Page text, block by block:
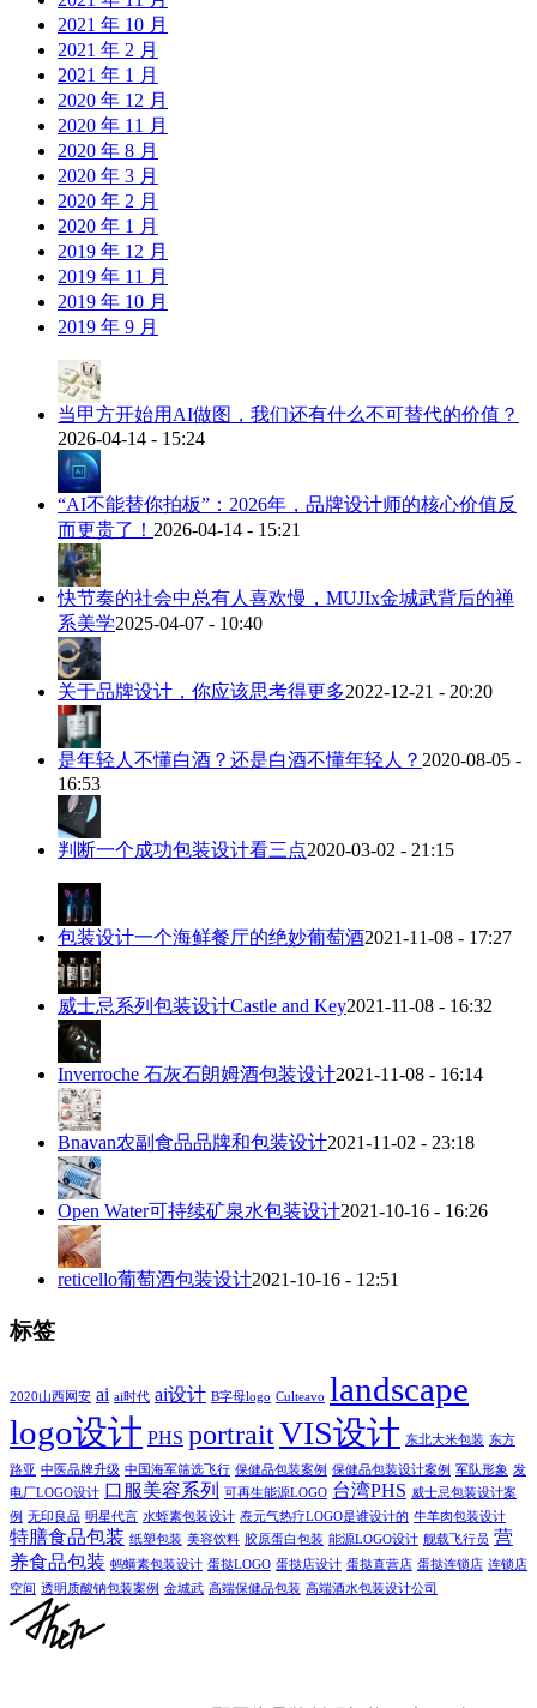
2021 年 10 月
2021 年 2 月
2021 年 1 月
2020 年 12 月
2020 年 11 月
2020 年 8 月
2020 年 3 月
2020 年 2 月
2020 年 1 月
2019 年 12 月
2019 年 11 月
2019 年 10 月
2019 年 9 月
当甲方开始用AI做图，我们还有什么不可替代的价值？
2026-04-14 - 15:24
“AI不能替你拍板”：2026年，品牌设计师的核心价值反
而更贵了！ 2026-04-14 - 15:21
快节奏的社会中总有人喜欢慢，MUJIx金城武背后的禅
系美学2025-04-07 - 10:40
关于品牌设计，你应该思考得更多2022-12-21 - 20:20
是年轻人不懂白酒？还是白酒不懂年轻人？ 2020-08-05 -
16:53
判断一个成功包装设计看三点2020-03-02 - 21:15
包装设计一个海鲜餐厅的绝妙葡萄酒2021-11-08 - 17:27
威士忌系列包装设计Castle and Key2021-11-08 - 16:32
Inverroche 石灰石朗姆酒包装设计2021-11-08 - 16:14
Bnavan农副食品品牌和包装设计2021-11-02 - 23:18
Open Water可持续矿泉水包装设计2021-10-16 - 16:26
reticello葡萄酒包装设计2021-10-16 - 12:51
标签
2020山西网安 ai ai时代 ai设计 B字母logo Culteavo landscape
logo设计 PHS portraitVIS设计 东北大米包装 东方
路亚 中医品牌升级 中国海军筛选飞行 保健品包装案例 保健品包装设计案例 军队形象 发
电厂LOGO设计 口服美容系列 可再生能源LOGO 台湾PHS 威士忌包装设计案
例 无印良品 明星代言 水蛭素包装设计 焘元气热疗LOGO是谁设计的 牛羊肉包装设计
特膳食品包装 纸塑包装 美容饮料 胶原蛋白包装 能源LOGO设计 舰载飞行员 营
养食品包装 蚂蟥素包装设计 蛋挞LOGO 蛋挞店设计 蛋挞直营店 蛋挞连锁店 连锁店
空间 透明质酸钠包装案例 金城武 高端保健品包装 高端酒水包装设计公司